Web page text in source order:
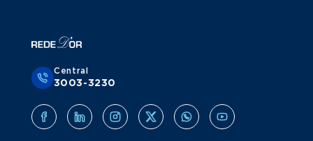
Central
3003-3230